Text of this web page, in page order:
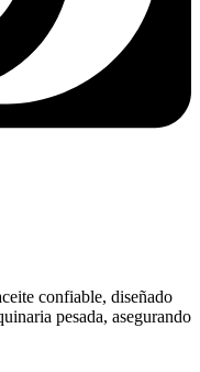
confiable, diseñado
pesada, asegurando